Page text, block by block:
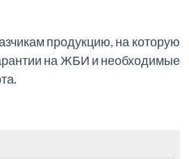
продукцию, на которую
на ЖБИ и необходимые